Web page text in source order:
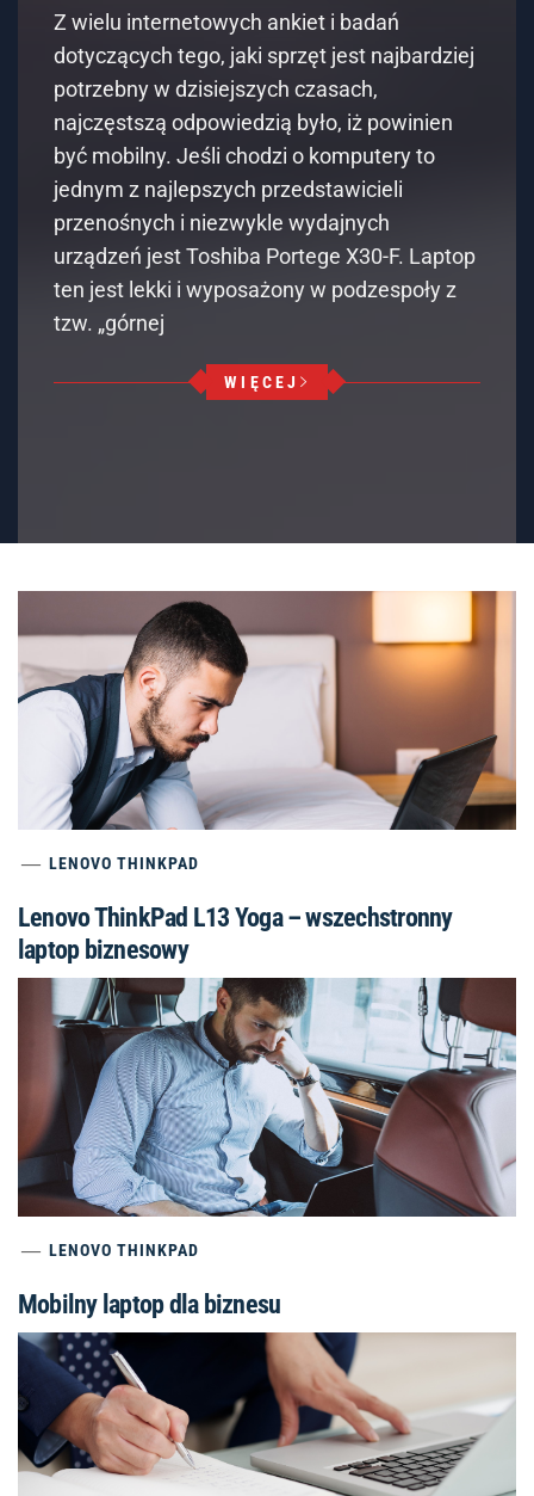
Z wielu internetowych ankiet i badań
dotyczących tego, jaki sprzęt jest najbardziej
potrzebny w dzisiejszych czasach,
najczęstszą odpowiedzią było, iż powinien
być mobilny. Jeśli chodzi o komputery to
jednym z najlepszych przedstawicieli
przenośnych i niezwykle wydajnych
urządzeń jest Toshiba Portege X30-F. Laptop
ten jest lekki i wyposażony w podzespoły z
tzw. „górnej
WIĘCEJ
LENOVO THINKPAD
Lenovo ThinkPad L13 Yoga – wszechstronny
laptop biznesowy
LENOVO THINKPAD
Mobilny laptop dla biznesu